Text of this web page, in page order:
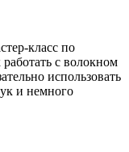
класс по
с волокном
использовать
и немного